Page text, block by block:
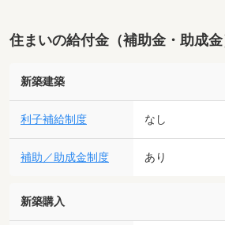
住まいの給付金（補助金・助成金
新築建築
利子補給制度 なし
補助／助成金制度 あり
新築購入